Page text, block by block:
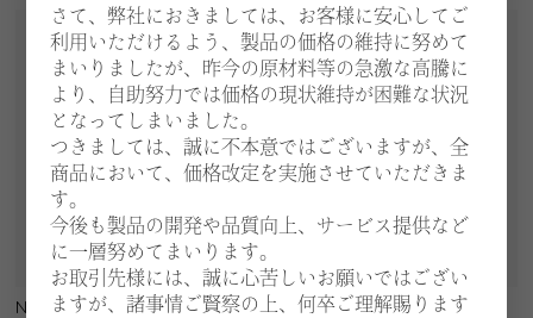
さて、弊社におきましては、お客様に安心してご
利用いただけるよう、製品の価格の維持に努めて
まいりましたが、昨今の原材料等の急激な高騰に
より、自助努力では価格の現状維持が困難な状況
となってしまいました。
つきましては、誠に不本意ではございますが、全
商品において、価格改定を実施させていただきま
す。
今後も製品の開発や品質向上、サービス提供など
に一層努めてまいります。
お取引先様には、誠に心苦しいお願いではござい
ますが、諸事情ご賢察の上、何卒ご理解賜ります
N734-01 N735-01